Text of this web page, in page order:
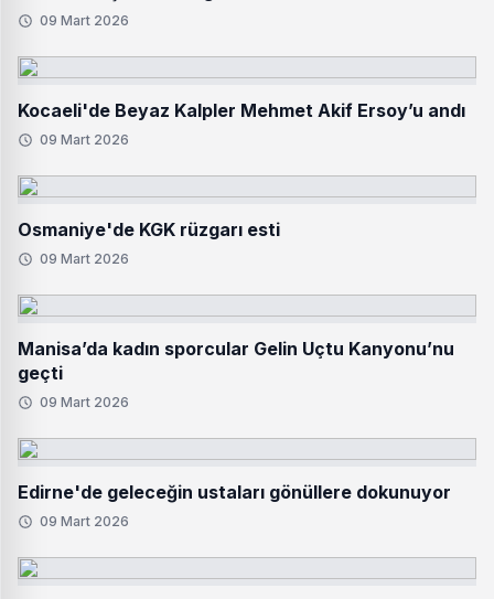
09 Mart 2026
Kocaeli'de Beyaz Kalpler Mehmet Akif Ersoy’u andı
09 Mart 2026
Osmaniye'de KGK rüzgarı esti
09 Mart 2026
Manisa’da kadın sporcular Gelin Uçtu Kanyonu’nu
geçti
09 Mart 2026
Edirne'de geleceğin ustaları gönüllere dokunuyor
09 Mart 2026